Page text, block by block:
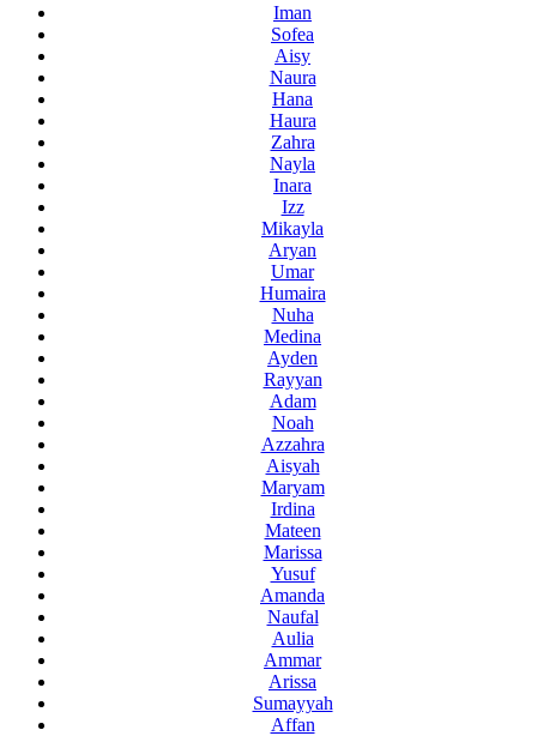
Iman
Sofea
Aisy
Naura
Hana
Haura
Zahra
Nayla
Inara
Izz
Mikayla
Aryan
Umar
Humaira
Nuha
Medina
Ayden
Rayyan
Adam
Noah
Azzahra
Aisyah
Maryam
Irdina
Mateen
Marissa
Yusuf
Amanda
Naufal
Aulia
Ammar
Arissa
Sumayyah
Affan